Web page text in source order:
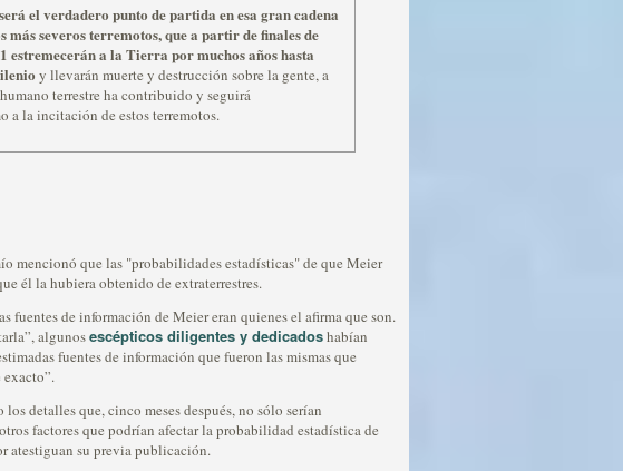
el verdadero punto de partida en esa gran cadena
más severos terremotos, que a partir de finales de
estremecerán a la Tierra por muchos años hasta
y llevarán muerte y destrucción sobre la gente, a
terrestre ha contribuido y seguirá
a la incitación de estos terremotos.
mencionó que las "probabilidades estadísticas" de que Meier
él la hubiera obtenido de extraterrestres.
fuentes de información de Meier eran quienes el afirma que son.
algunosescépticos diligentes y dedicadoshabían
fuentes de información que fueron las mismas que
exacto”.
detalles que, cinco meses después, no sólo serían
factores que podrían afectar la probabilidad estadística de
atestiguan su previa publicación.